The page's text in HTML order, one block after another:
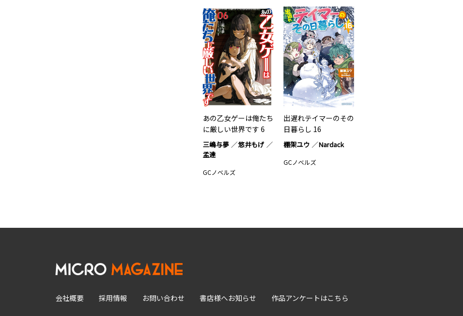
あの乙女ゲーは俺たち
に厳しい世界です 6
三嶋与夢
悠井もげ
孟達
GCノベルズ
出遅れテイマーのその
日暮らし 16
棚架ユウ Nardack
GCノベルズ
会社概要 採用情報 お問い合わせ 書店様へお知らせ 作品アンケートはこちら